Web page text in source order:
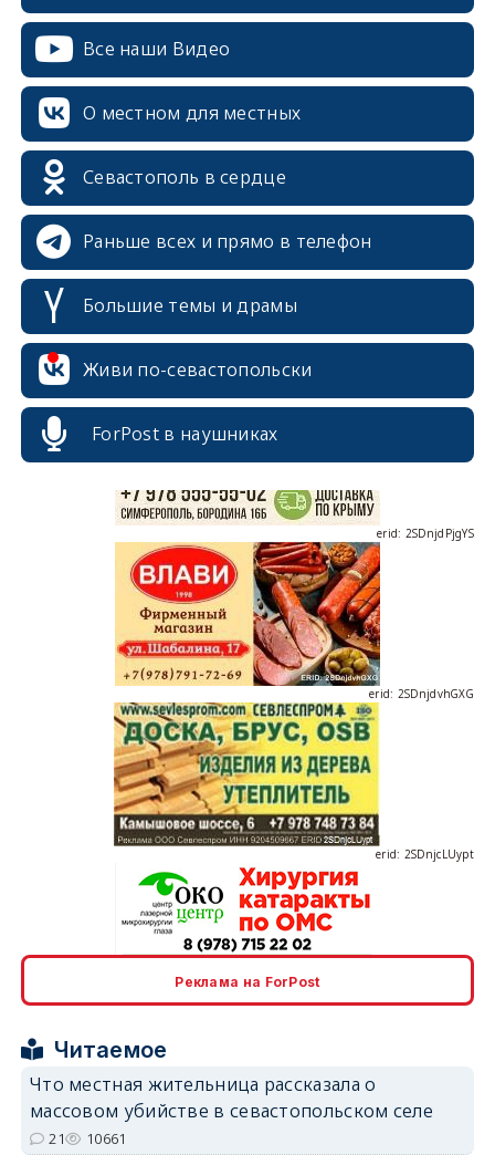
Все наши Видео
О местном для местных
Севастополь в сердце
Раньше всех и прямо в телефон
Большие темы и драмы
Живи по-севастопольски
ForPost в наушниках
erid: 2SDnjcrDNw6
erid: 2SDnjdPjgYS
erid: 2SDnjdvhGXG
erid: 2SDnjcLUypt
Реклама на ForPost
Читаемое
Что местная жительница рассказала о
массовом убийстве в севастопольском селе
21 10661